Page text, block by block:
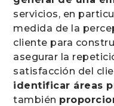
servicios, en
medida de la
cliente para
asegurar la
satisfacción del
identificar áreas
también